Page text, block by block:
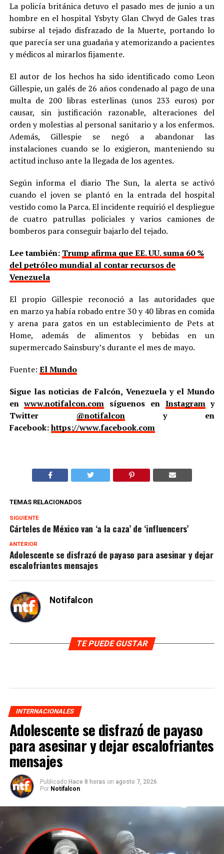
La policía británica detuvo el pasado mes de junio a un
hombre en el hospital Ysbyty Glan Clwyd de Gales tras
subirse al tejado disfrazado de la Muerte, portando lo
que parecía ser una guadaña y atemorizando a pacientes
y médicos al mirarlos fijamente.
El autor de los hechos ha sido identificado como Leon
Gillespie, un galés de 26 años condenado al pago de una
multa de 200 libras esterlinas (unos 233 euros) por
causar, sin justificación razonable, alteraciones del
orden y molestias al personal sanitario y a los enfermos.
Además, Gillespie se negó a abandonar las
instalaciones cuando se lo exigieron, manteniendo su
actitud incluso ante la llegada de los agentes.
Según informa el diario The Sun, la alerta se activó
cuando el joven se plantó en la entrada del hospital
vestido como la Parca. El incidente requirió el despliegue
de cuatro patrullas policiales y varios camiones de
bomberos para conseguir bajarlo del tejado.
Lee también: Trump afirma que EE. UU. suma 60 %
del petróleo mundial al contar recursos de
Venezuela
El propio Gillespie reconoció a las autoridades que
en marzo ya había robado entre 30 y 40 libras en comida
y arena para gatos en un establecimiento de Pets at
Home, además de alimentos y bebidas en un
supermercado Sainsbury’s durante el mes de mayo.
Fuente: El Mundo
Sigue las noticias de Falcón, Venezuela y el Mundo
enwww.notifalcon.com síguenos en Instagramy
Twitter @notifalcony en
Facebook:https://www.facebook.com
TEMAS RELACIONADOS
SIGUIENTE
Cárteles de México van ‘a la caza’ de ‘influencers’
ANTERIOR
Adolescente se disfrazó de payaso para asesinar y dejar
escalofriantes mensajes
Notifalcon
TE PUEDE GUSTAR
INTERNACIONALES
Adolescente se disfrazó de payaso
para asesinar y dejar escalofriantes
mensajes
Publicado Hace 8 horas on agosto 7, 2026
Por Notifalcon